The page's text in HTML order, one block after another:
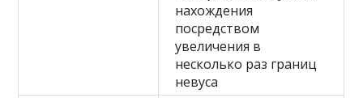
нахождения
посредством
увеличения в
несколько раз границ
невуса